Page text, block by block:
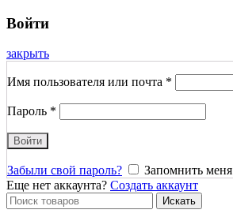
Войти
закрыть
Имя пользователя или почта *
Пароль *
Войти
Забыли свой пароль?
Запомнить меня
Еще нет аккаунта? Создать аккаунт
Search
for:
Искать